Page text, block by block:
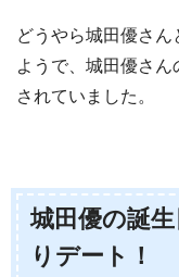
どうやら城田優さ
ようで、城田優さ
されていました。
城田優の誕
りデート！